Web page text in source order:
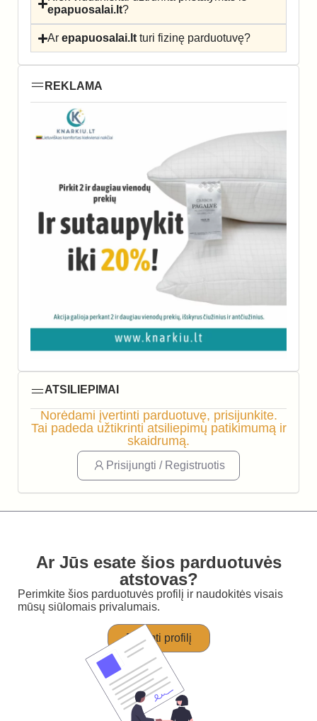
epapuosalai.lt?
Arepapuosalai.lt turi fizinę parduotuvę?
REKLAMA
ATSILIEPIMAI
Norėdami įvertinti parduotuvę, prisijunkite.
Tai padeda užtikrinti atsiliepimų patikimumą ir
skaidrumą.
Prisijungti / Registruotis
Ar Jūs esate šios parduotuvės
atstovas?
Perimkite šios parduotuvės profilį ir naudokitės visais
mūsų siūlomais privalumais.
Perimti profilį